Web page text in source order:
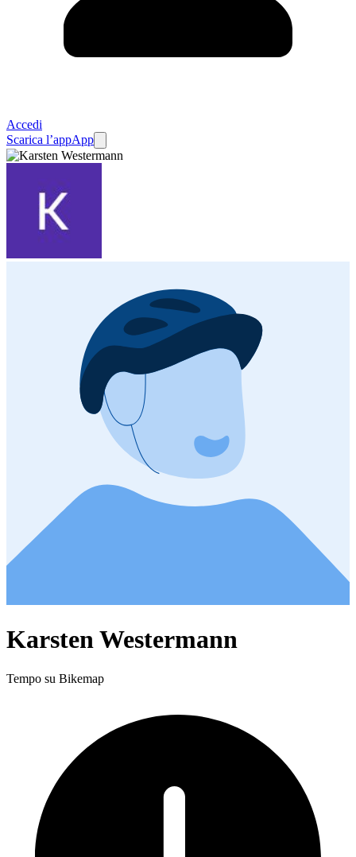
Accedi
Scarica l’appApp
Karsten Westermann
Tempo su Bikemap